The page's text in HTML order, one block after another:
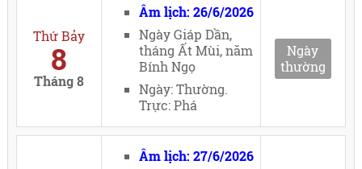
Thứ Bảy
8
Tháng 8
Âm lịch: 26/6/2026
Ngày Giáp Dần,
tháng Ất Mùi, năm
Bính Ngọ
Ngày: Thường.
Trực: Phá
Ngày
thường
Âm lịch: 27/6/2026